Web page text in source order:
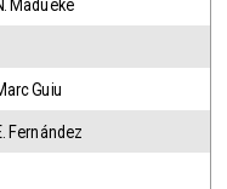
Madueke
Guiu
Fernández